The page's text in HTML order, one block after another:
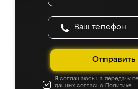
Отправить
Я соглашаюсь на передачу
данных согласно Политике